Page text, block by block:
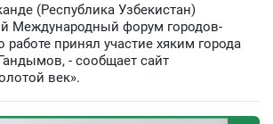
(Республика Узбекистан)
Международный форум городов-
работе принял участие хяким города
- сообщает сайт
век».